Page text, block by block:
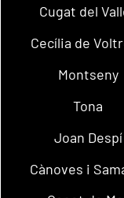
Cugat del
Cecília de
Montseny
Tona
Joan Despí
Cànoves i